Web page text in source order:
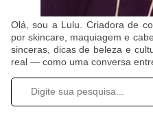
Olá, sou a Lulu. Criadora de
por skincare, maquiagem e
sinceras, dicas de beleza e
real — como uma conversa